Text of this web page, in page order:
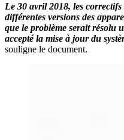
Le 30 avril 2018, les
différentes versions des
que le problème serait résolu
accepté la mise à jour du
souligne le document.